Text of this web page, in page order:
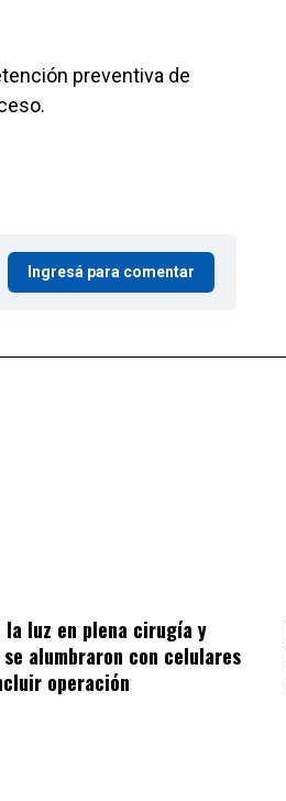
preventiva de
Ingresá para comentar
la luz en plena cirugía y
alumbraron con celulares
operación